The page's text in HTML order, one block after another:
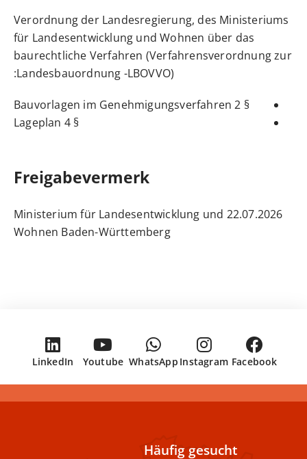
Verordnung der Landesregierung, des Ministeriums
für Landesentwicklung und Wohnen über das
baurechtliche Verfahren (Verfahrensverordnung zur
Landesbauordnung -LBOVVO)
:
§ 2 Bauvorlagen im Genehmigungsverfahren
§ 4 Lageplan
Freigabevermerk
22.07.2026 Ministerium für Landesentwicklung und
Wohnen Baden-Württemberg
Facebook
Instagram
WhatsApp
Youtube
LinkedIn
Häufig gesucht